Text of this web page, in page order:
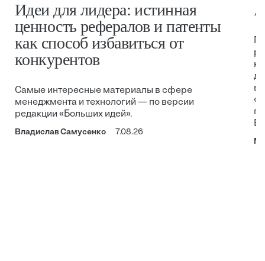
Идеи для лидера: истинная
ценность рефералов и патенты
как способ избавиться от
конкурентов
Самые интересные материалы в сфере
менеджмента и технологий — по версии
редакции «Больших идей».
Владислав Самусенко 7.08.26